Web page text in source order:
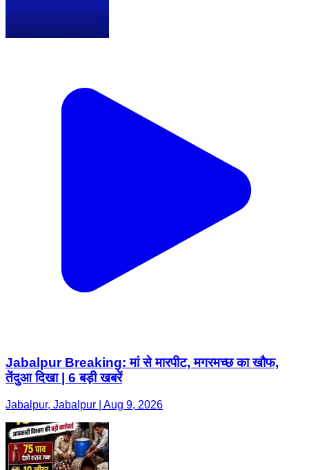
Jabalpur Breaking: मां से मारपीट, मगरमच्छ का खौफ,
तेंदुआ दिखा | 6 बड़ी खबरें
Jabalpur, Jabalpur | Aug 9, 2026